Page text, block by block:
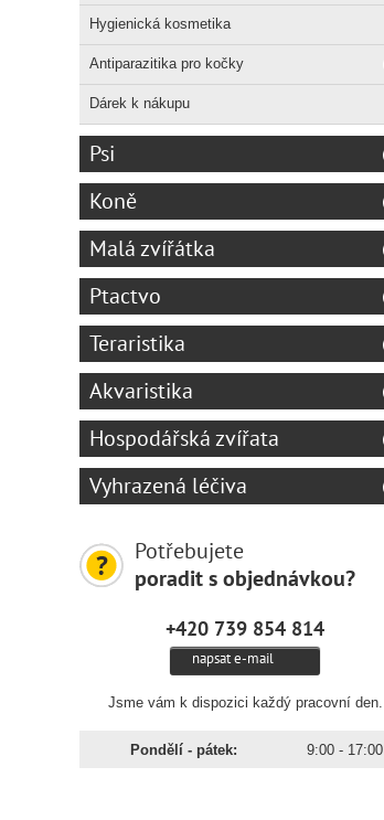
Hygienická kosmetika
Antiparazitika pro kočky
Dárek k nákupu
Psi
Koně
Malá zvířátka
Ptactvo
Teraristika
Akvaristika
Hospodářská zvířata
Vyhrazená léčiva
Potřebujete
poradit s objednávkou?
+420 739 854 814
napsat e-mail
Jsme vám k dispozici každý pracovní den.
Pondělí - pátek: 9:00 - 17:00